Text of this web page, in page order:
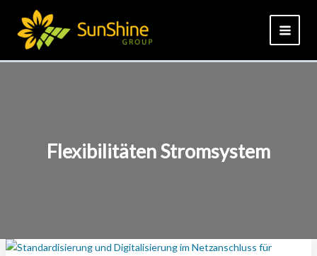
Inhalt
springen
Flexibilitäten Stromsystem